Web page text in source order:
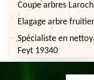
Coupe arbres
Elagage arbre
Spécialiste en
Feyt 19340